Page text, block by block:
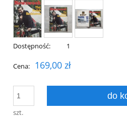
Dostępność: 1
Cena: 169,00 zł
szt.
do